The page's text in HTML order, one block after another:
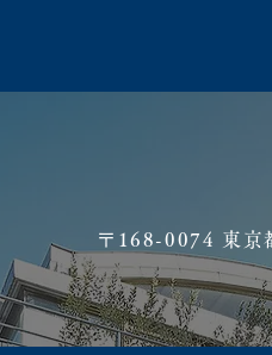
〒168-0074 東京